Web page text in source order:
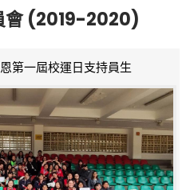
會 (2019-2020)
第一屆校運日支持員生